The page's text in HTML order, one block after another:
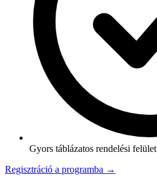
Gyors táblázatos rendelési felület
Regisztráció a programba →